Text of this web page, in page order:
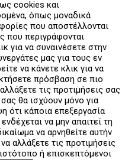
cookies και
όπως μοναδικά
που αποστέλλονται
που περιγράφονται
για να συναινέσετε στην
μας για τους εν
να κάνετε κλικ για να
πρόσβαση σε πιο
τις προτιμήσεις σας
θα ισχύουν μόνο για
ότι κάποια επεξεργασία
να μην απαιτεί τη
να αρνηθείτε αυτήν
αλλάξετε τις προτιμήσεις
ή επισκεπτόμενοι